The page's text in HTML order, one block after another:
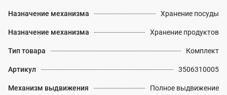
Назначение механизма Хранение посуды
Назначение механизма Хранение продуктов
Тип товара Комплект
Артикул 3506310005
Механизм выдвижения Полное выдвижение